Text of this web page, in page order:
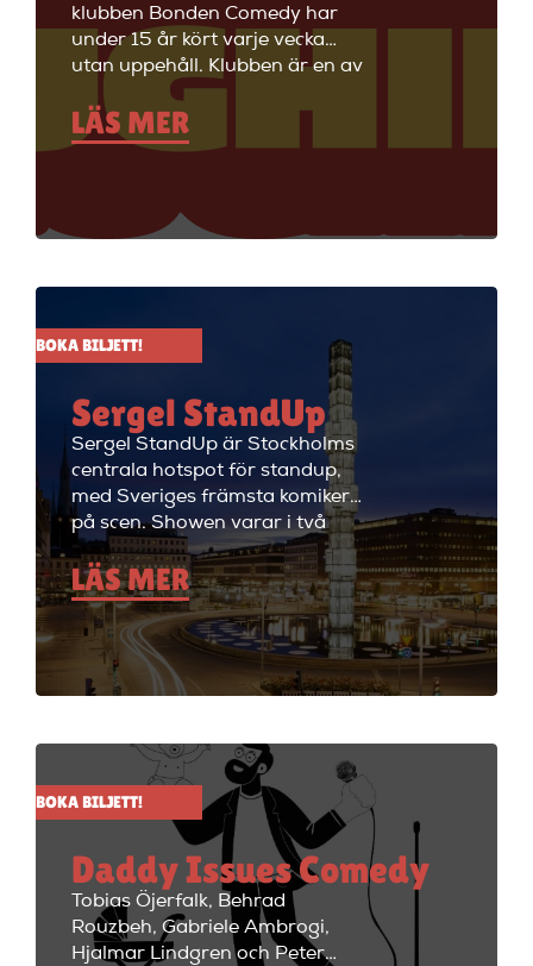
klubben Bonden Comedy har
under 15 år kört varje vecka
utan uppehåll. Klubben är en av
Stockholms äldsta
standupklubbar och är känd för
att ha de bästa komikerna i
välkommen till Big Ben Stand
LÄS MER
BOKA BILJETT!
Sergel StandUp
Sergel StandUp är Stockholms
centrala hotspot för standup,
med Sveriges främsta komiker
på scen. Showen varar i två
timmar med en paus, och
efteråt fortsätter kvällen med
cocktails i restaurangdelen.
Perfekt för en dejt eller en kväll
med vänner! Sergel StandUp är
både den perfekta förfesten och
ladda batterierna. Showen
håller på i ungefär två timmar
med en paus i mitten på 15
minuter. Efter showen kan
kvällen fortsätta med fest i
restaurangdelen med ett stort
utbud av fantastiska cocktails
och fräscha drinkar.
LÄS MER
BOKA BILJETT!
Daddy Issues Comedy
Tobias Öjerfalk, Behrad
Rouzbeh, Gabriele Ambrogi,
Hjalmar Lindgren och Peter